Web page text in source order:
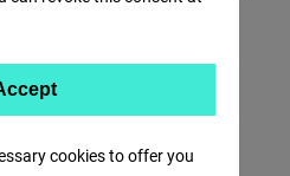
2023 de The
(EIU)
and Uruguay
English
cookies to offer you